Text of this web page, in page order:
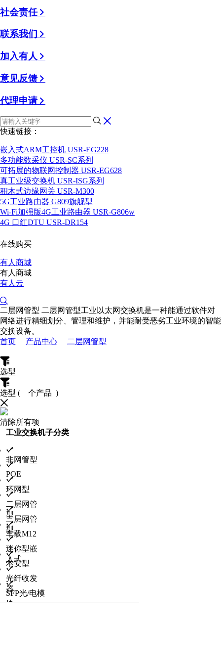
社会责任
联系我们
加入有人
意见反馈
代理申请
快速链接：
嵌入式ARM工控机 USR-EG228
多功能数采仪 USR-SC系列
可拓展的物联网控制器 USR-EG628
真工业级交换机 USR-ISG系列
积木式边缘网关 USR-M300
5G工业路由器 G809旗舰型
Wi-Fi加强版4G工业路由器 USR-G806w
4G 口红DTU USR-DR154
在线购买
有人商城
有人商城
有人云
二层网管型 二层网管型工业以太网交换机是一种能通过软件对
网络进行精细划分、管理和维护，并能耐受恶劣工业环境的智能
交换设备。
首页
产品中心 二层网管型
选型
选型 ( 个产品 )
清除所有项
工业交换机子分类
非网管型
POE
环网型
二层网管
型
三层网管
型
车载M12
迷你型嵌
入式
本安型
光纤收发
器
SFP光/电模
块